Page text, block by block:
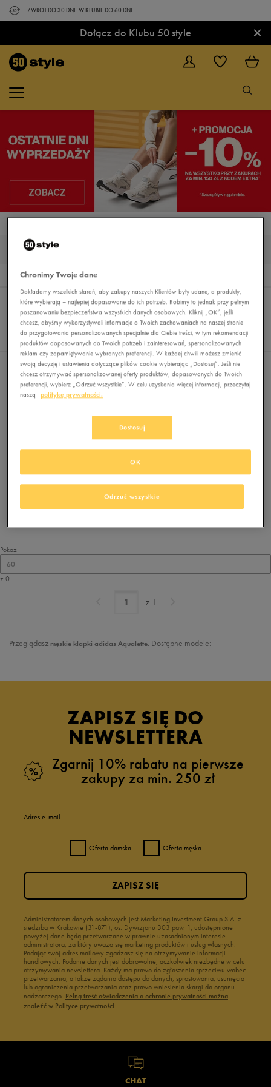
ZWROT DO 30 DNI. W KLUBIE DO 60 DNI.
Dołącz do Klubu 50 style ×
0
Wyników
Sortuj:
REKOMENDOWANE
FILTRUJ
Pokaż
60
z 0
Nie wybrano filtrów
Brak produktów do wyświetlenia
usuń wybrane filtry
Pokaż
60
z 0
z 1
Przeglądasz męskie klapki adidas Aqualette. Dostępne modele:
ZAPISZ SIĘ DO
NEWSLETTERA
Zgarnij 10% rabatu na pierwsze
zakupy za min. 250 zł
Adres e-mail
Oferta damska Oferta męska
Administratorem danych osobowych jest Marketing Investment Group S.A. z
siedzibą w Krakowie (31-871), os. Dywizjonu 303 paw. 1, udostępnione
powyżej dane będą przetwarzane w prawnie uzasadnionym interesie
administratora, za który uważa się marketing produktów i usług własnych.
Podając swój adres mailowy zgadzasz się na otrzymywanie informacji
handlowych. Podanie danych jest dobrowolne, aczkolwiek niezbędne w celu
otrzymywania newslettera. Każdy ma prawo do zgłoszenia sprzeciwu wobec
przetwarzania, a także żądania dostępu do danych, sprostowania, usunięcia
lub ograniczenia przetwarzania oraz prawo wniesienia skargi do organu
nadzorczego. Pełną treść oświadczenia o ochronie prywatności można
znaleźć w Polityce prywatności.
ZAPISZ SIĘ
CHAT
Chronimy Twoje dane
Dokładamy wszelkich starań, aby zakupy naszych Klientów były udane, a produkty,
które wybierają – najlepiej dopasowane do ich potrzeb. Robimy to jednak przy pełnym
poszanowaniu bezpieczeństwa wszystkich danych osobowych. Kliknij „OK”, jeśli
chcesz, abyśmy wykorzystywali informacje o Twoich zachowaniach na naszej stronie
do przygotowania personalizowanych specjalnie dla Ciebie treści, w tym rekomendacji
produktów dopasowanych do Twoich potrzeb i zainteresowań, spersonalizowanych
reklam czy zapamiętywanie wybranych preferencji. W każdej chwili możesz zmienić
swoją decyzję i ustawienia dotyczące plików cookie wybierając „Dostosuj”. Jeśli nie
chcesz otrzymywać spersonalizowanej oferty produktów, dopasowanych do Twoich
preferencji, wybierz „Odrzuć wszystkie”. W celu uzyskania więcej informacji, przeczytaj
naszą
politykę prywatności.
Dostosuj
Odrzuć wszystkie
OK